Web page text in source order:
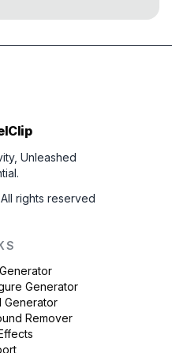
Unleashed
rights reserved
Generator
Generator
Remover